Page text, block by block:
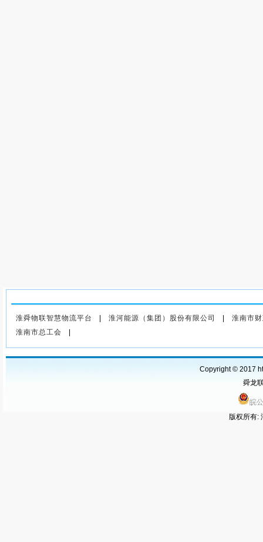
上一篇：2026年06月03日上
海航运交易所运价指数
淮舜物联智慧物流平台 淮河能源（集团）股份有限公司
淮南市
淮南市总工会
Copyright © 2017
舜龙
皖
版权所有: